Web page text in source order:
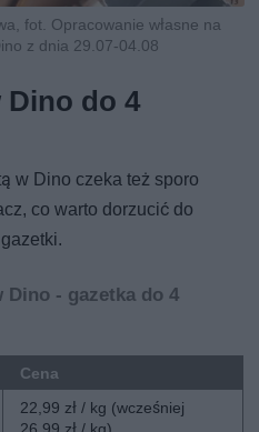
fot. Opracowanie własne na
z dnia 29.07-04.08
Dino do 4
w Dino czeka też sporo
co warto dorzucić do
Dino - gazetka do 4
Cena
22,99 zł / kg (wcześniej